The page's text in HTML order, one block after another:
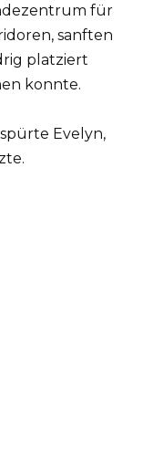
für
sanften
platziert
konnte.
Evelyn,